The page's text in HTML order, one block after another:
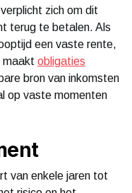
zich om dit
terug te betalen. Als
een vaste rente,
maakt obligaties
bron van inkomsten
op vaste momenten
van enkele jaren tot